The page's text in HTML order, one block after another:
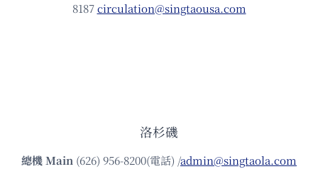
8187circulation@singtaousa.com
洛杉磯
總機Main (626) 956-8200(電話) /admin@singtaola.com